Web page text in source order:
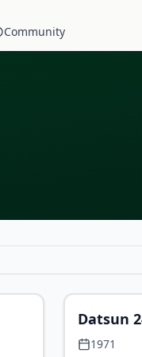
Community
Datsun
1971